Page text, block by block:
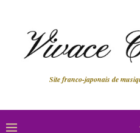
Site franco-japonais de